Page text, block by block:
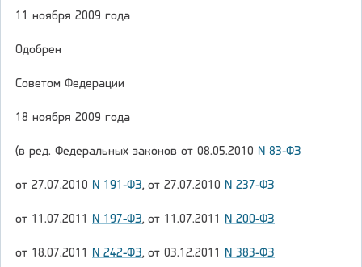
11 ноября 2009 года
Одобрен
Советом Федерации
18 ноября 2009 года
(в ред. Федеральных законов от 08.05.2010 N 83-ФЗ
от 27.07.2010 N 191-ФЗ, от 27.07.2010 N 237-ФЗ
от 11.07.2011 N 197-ФЗ, от 11.07.2011 N 200-ФЗ
от 18.07.2011 N 242-ФЗ, от 03.12.2011 N 383-ФЗ